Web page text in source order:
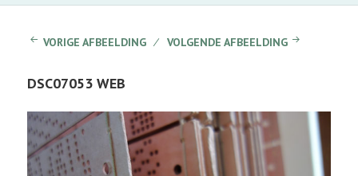
VORIGE AFBEELDING VOLGENDE AFBEELDING
DSC07053 WEB